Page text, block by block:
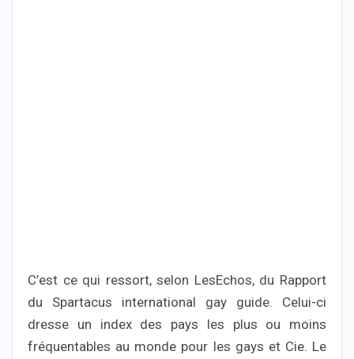
C’est ce qui ressort, selon LesEchos, du Rapport
du Spartacus international gay guide. Celui-ci
dresse un index des pays les plus ou moins
fréquentables au monde pour les gays et Cie. Le